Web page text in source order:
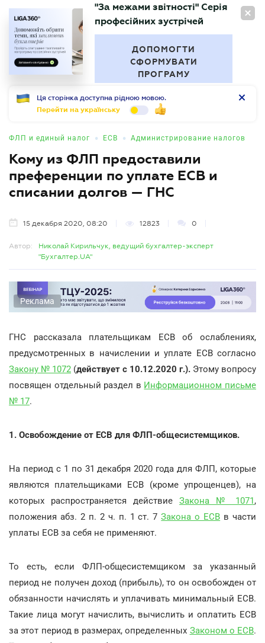
RU
БУХГАЛТЕР
"За межами звітності" Серія
професійних зустрічей
ДОПОМОГТИ
СФОРМУВАТИ
ПРОГРАМУ
Ця сторінка доступна рідною мовою.
Перейти на українську
ФЛП и единый налог • ЕСВ • Администрирование налогов
Кому из ФЛП предоставили
преференции по уплате ЕСВ и
списании долгов — ГНС
15 декабря 2020, 08:20 12823 0
Автор:
Николай Кирильчук, ведущий бухгалтер-эксперт
"Бухгалтер.UA"
Реклама
ГНС рассказала плательщикам ЕСВ об ослаблениях,
предусмотренных в начислении и уплате ЕСВ согласно
Закону № 1072 (действует с 10.12.2020 г.). Этому вопросу
посвящен отдельный раздел в Информационном письме
№ 17.
1. Освобождение от ЕСВ для ФЛП-общесистемщиков.
На период с 1 по 31 декабря 2020 года для ФЛП, которые
являются плательщиками ЕСВ (кроме упрощенцев), на
которых распространяется действие Закона № 1071,
положения абз. 2 п. 2 ч. п. 1 ст. 7Закона о ЕСВ в части
уплаты ЕСВ за себя не применяют.
То есть, если ФЛП-общесистемщиком за указанный
период не получен доход (прибыль), то он освобожден от
обязанности начислять и уплачивать минимальный ЕСВ.
Такие лица могут начислить, вычислить и оплатить ЕСВ
за этот период в размерах, определенных Законом о ЕСВ.